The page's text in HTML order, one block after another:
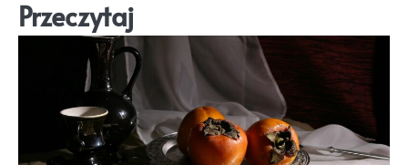
Przeczytaj